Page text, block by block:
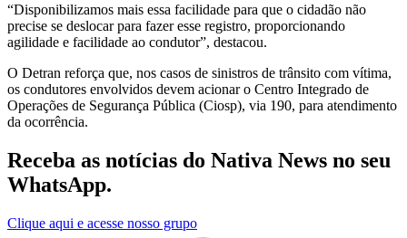
“Disponibilizamos mais essa facilidade para que o cidadão não
precise se deslocar para fazer esse registro, proporcionando
agilidade e facilidade ao condutor”, destacou.
O Detran reforça que, nos casos de sinistros de trânsito com vítima,
os condutores envolvidos devem acionar o Centro Integrado de
Operações de Segurança Pública (Ciosp), via 190, para atendimento
da ocorrência.
Receba as notícias do Nativa News no seu
WhatsApp.
Clique aqui e acesse nosso grupo